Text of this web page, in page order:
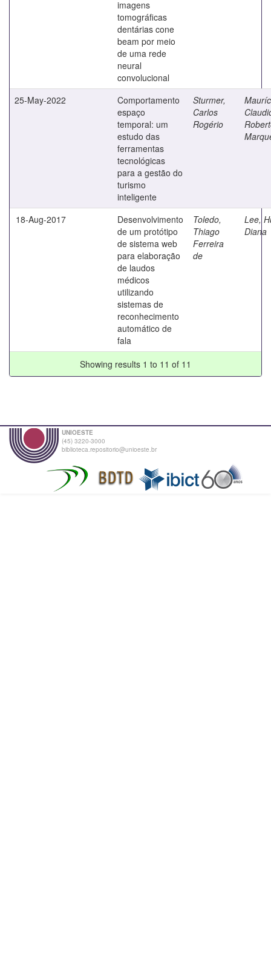
imagens
tomográficas
dentárias cone
beam por meio
de uma rede
neural
convolucional
25-May-2022
Comportamento
espaço
temporal: um
estudo das
ferramentas
tecnológicas
para a gestão do
turismo
inteligente
Sturmer,
Carlos
Rogério
18-Aug-2017
Desenvolvimento
de um protótipo
de sistema web
para elaboração
de laudos
médicos
utilizando
sistemas de
reconhecimento
automático de
fala
Toledo,
Thiago
Ferreira
de
Lee,
Diana
Showing results 1 to 11 of 11
UNIOESTE
(45) 3220-3000
biblioteca.repositorio@unioeste.br